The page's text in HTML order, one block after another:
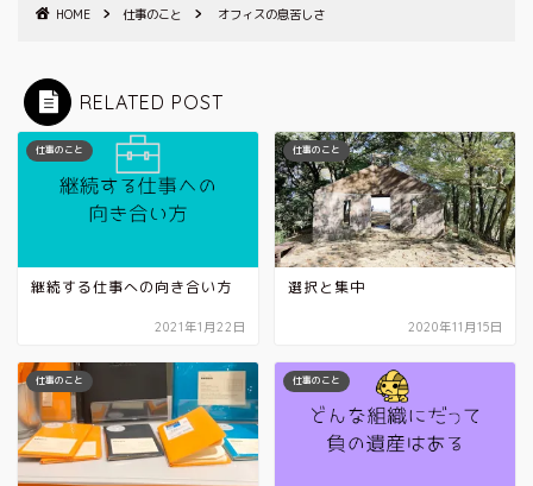
HOME 仕事のこと オフィスの息苦しさ
RELATED POST
仕事のこと
継続する仕事への向き合い方
2021年1月22日
仕事のこと
選択と集中
2020年11月15日
仕事のこと 仕事のこと